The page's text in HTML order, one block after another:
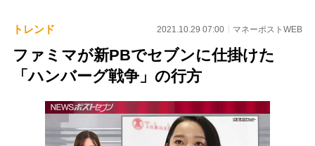
トレンド 2021.10.29 07:00 マネーポストWEB
ファミマが新PBでセブンに仕掛けた
「ハンバーグ戦争」の行方